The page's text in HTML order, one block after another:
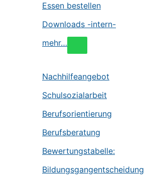
Essen bestellen
Downloads -intern-
mehr…
Nachhilfeangebot
Schulsozialarbeit
Berufsorientierung
Berufsberatung
Bewertungstabelle:
Bildungsgangentscheidung